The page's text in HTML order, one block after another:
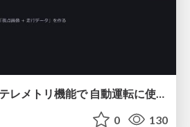
0 130